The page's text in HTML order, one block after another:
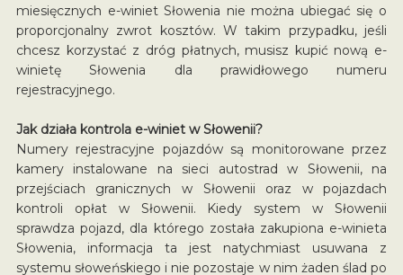
miesięcznych e-winiet Słowenia nie można ubiegać się o
proporcjonalny zwrot kosztów. W takim przypadku, jeśli
chcesz korzystać z dróg płatnych, musisz kupić nową e-
winietę Słowenia dla prawidłowego numeru
rejestracyjnego.
Jak działa kontrola e-winiet w Słowenii?
Numery rejestracyjne pojazdów są monitorowane przez
kamery instalowane na sieci autostrad w Słowenii, na
przejściach granicznych w Słowenii oraz w pojazdach
kontroli opłat w Słowenii. Kiedy system w Słowenii
sprawdza pojazd, dla którego została zakupiona e-winieta
Słowenia, informacja ta jest natychmiast usuwana z
systemu słoweńskiego i nie pozostaje w nim żaden ślad po